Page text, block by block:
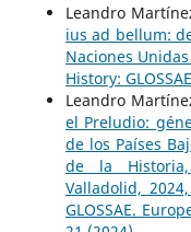
Leandro
ius ad bellum:
Naciones Unidas
History:
Leandro
el Preludio:
de los Países
de la
Valladolid,
GLOSSAE.